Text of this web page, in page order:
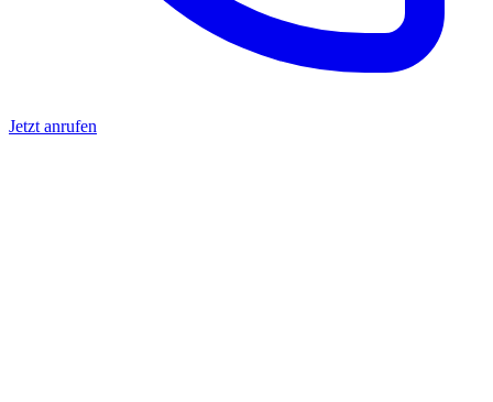
Jetzt anrufen